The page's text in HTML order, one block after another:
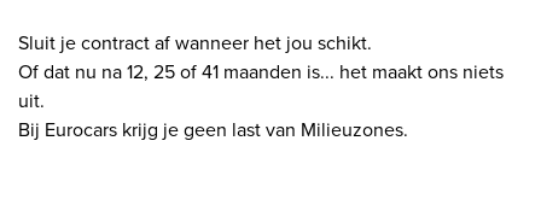
Sluit je contract af wanneer het jou schikt.
Of dat nu na 12, 25 of 41 maanden is... het maakt ons niets
uit.
Bij Eurocars krijg je geen last van Milieuzones.